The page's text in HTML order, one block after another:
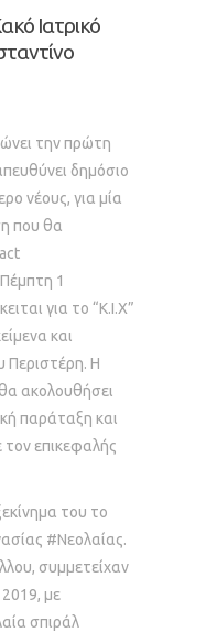
Ιατρικό
την πρώτη
δημόσιο
νέους, για μία
που θα
1
για το “Κ.Ι.Χ”
και
Περιστέρη. Η
ακολουθήσει
παράταξη και
επικεφαλής
του το
#Νεολαίας.
συμμετείχαν
2019, με
σπιράλ